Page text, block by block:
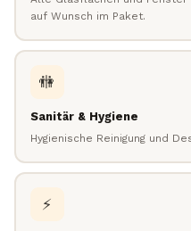
auf Wunsch im Paket.
🚻
Sanitär & Hygiene
Hygienische Reinigung und
⚡